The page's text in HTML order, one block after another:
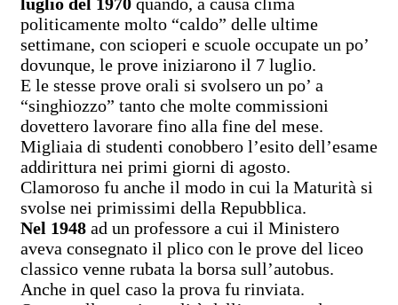
politicamente molto “caldo” delle ultime
settimane, con scioperi e scuole occupate un po’
dovunque, le prove iniziarono il 7 luglio.
E le stesse prove orali si svolsero un po’ a
“singhiozzo” tanto che molte commissioni
dovettero lavorare fino alla fine del mese.
Migliaia di studenti conobbero l’esito dell’esame
addirittura nei primi giorni di agosto.
Clamoroso fu anche il modo in cui la Maturità si
svolse nei primissimi della Repubblica.
Nel 1948 ad un professore a cui il Ministero
aveva consegnato il plico con le prove del liceo
classico venne rubata la borsa sull’autobus.
Anche in quel caso la prova fu rinviata.